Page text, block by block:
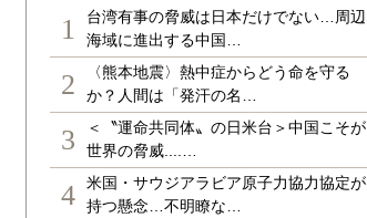
1
台湾有事の脅威は日本だけでない…周辺
海域に進出する中国…
2
〈熊本地震〉熱中症からどう命を守る
か？人間は「発汗の名…
3
＜〝運命共同体〟の日米台＞中国こそが
世界の脅威....…
4
米国・サウジアラビア原子力協力協定が
持つ懸念…不明瞭な…